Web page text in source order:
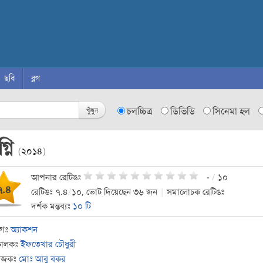
ছবি ব্লগ
খুঁজুন চলচ্চিত্র ডিভিডি সিনেমা হল
(২০১৪)
আপনার রেটিঙঃ - / ১০
রেটিঙঃ ৭.৪/১০, ভোট দিয়েছেন ৩৬ জন
সমালোচক রেটিঙঃ
দর্শক মন্তব্যঃ ১০ টি
অ্যাকশন
ইফতেখার চৌধুরী
মোঃ আবু বকর